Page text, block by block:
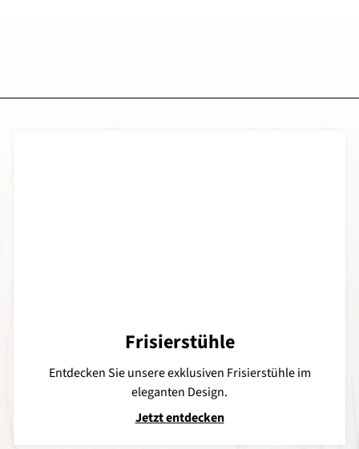
Frisierstühle
Entdecken Sie unsere exklusiven Frisierstühle im
eleganten Design.
Jetzt entdecken